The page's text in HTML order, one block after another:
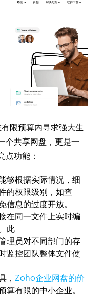
限预算内寻求强大生
个共享网盘，更是一
点功能：
够根据实际情况，细
的权限级别，如查
信息的过度开放。
在同一文件上实时编
此
理员对不同部门的存
监控团队整体文件使
，Zoho企业网盘的价
算有限的中小企业。